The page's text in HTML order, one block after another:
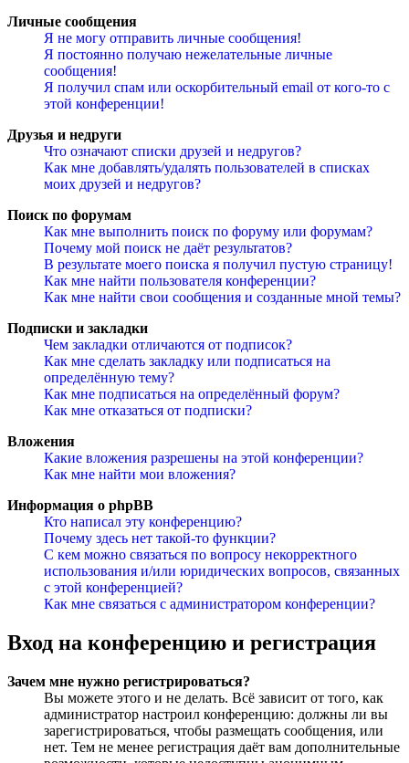
Личные сообщения
Я не могу отправить личные сообщения!
Я постоянно получаю нежелательные личные
сообщения!
Я получил спам или оскорбительный email от кого-то с
этой конференции!
Друзья и недруги
Что означают списки друзей и недругов?
Как мне добавлять/удалять пользователей в списках
моих друзей и недругов?
Поиск по форумам
Как мне выполнить поиск по форуму или форумам?
Почему мой поиск не даёт результатов?
В результате моего поиска я получил пустую страницу!
Как мне найти пользователя конференции?
Как мне найти свои сообщения и созданные мной темы?
Подписки и закладки
Чем закладки отличаются от подписок?
Как мне сделать закладку или подписаться на
определённую тему?
Как мне подписаться на определённый форум?
Как мне отказаться от подписки?
Вложения
Какие вложения разрешены на этой конференции?
Как мне найти мои вложения?
Информация о phpBB
Кто написал эту конференцию?
Почему здесь нет такой-то функции?
С кем можно связаться по вопросу некорректного
использования и/или юридических вопросов, связанных
с этой конференцией?
Как мне связаться с администратором конференции?
Вход на конференцию и регистрация
Зачем мне нужно регистрироваться?
Вы можете этого и не делать. Всё зависит от того, как
администратор настроил конференцию: должны ли вы
зарегистрироваться, чтобы размещать сообщения, или
нет. Тем не менее регистрация даёт вам дополнительные